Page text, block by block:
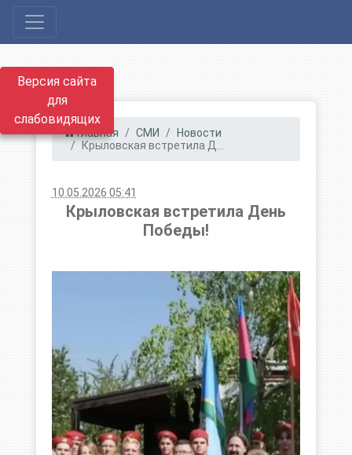
Версия сайта
для
слабовидящих
Главная СМИ
Новости
Крыловская встретила Д...
10.05.2026 05:41
Крыловская встретила День
Победы!